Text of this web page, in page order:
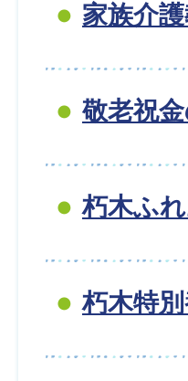
家族介
敬老祝
朽木ふ
朽木特